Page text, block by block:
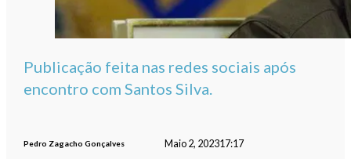
Publicação feita nas redes sociais após
encontro com Santos Silva.
Pedro Zagacho Gonçalves Maio 2, 202317:17